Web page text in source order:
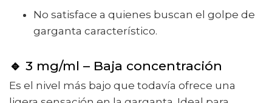
No satisface a quienes buscan el golpe de
garganta característico.
🔹 3 mg/ml – Baja concentración
Es el nivel más bajo que todavía ofrece una